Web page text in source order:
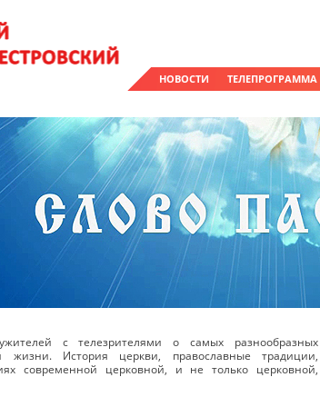
НОВОСТИ ТЕЛЕПРОГРАММА
с телезрителями о самых разнообразных
жизни. История церкви, православные традиции,
современной церковной, и не только церковной,